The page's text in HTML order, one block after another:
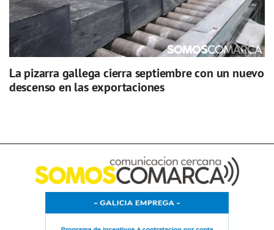
La pizarra gallega cierra septiembre con un nuevo
descenso en las exportaciones